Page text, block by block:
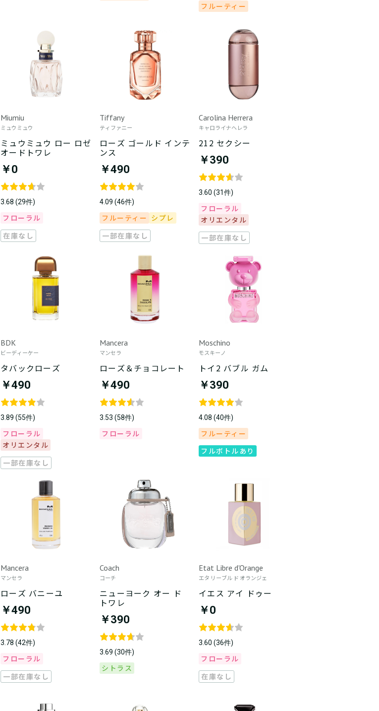
フルーティー
Miumiu
ミュウミュウ
ミュウミュウ ロー ロゼ
オードトワレ
￥0
3.68 (29件)
フローラル
在庫なし
Tiffany
ティファニー
ローズ ゴールド インテ
ンス
￥490
4.09 (46件)
フルーティー シプレ
一部在庫なし
Carolina Herrera
キャロライナヘレラ
212 セクシー
￥390
3.60 (31件)
フローラル
オリエンタル
一部在庫なし
BDK
ビーディーケー
タバックローズ
￥490
3.89 (55件)
フローラル
オリエンタル
一部在庫なし
Mancera
マンセラ
ローズ＆チョコレート
￥490
3.53 (58件)
フローラル
Moschino
モスキーノ
トイ2 バブル ガム
￥390
4.08 (40件)
フルーティー
フルボトルあり
Mancera
マンセラ
ローズ バニーユ
￥490
3.78 (42件)
フローラル
一部在庫なし
Coach
コーチ
ニューヨーク オー ド
トワレ
￥390
3.69 (30件)
シトラス
Etat Libre d'Orange
エタ リーブル ド オランジェ
イエス アイ ドゥー
￥0
3.60 (36件)
フローラル
在庫なし